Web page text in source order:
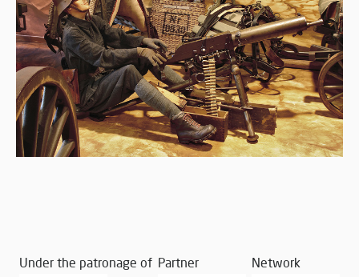
Under the patronage of Partner Network